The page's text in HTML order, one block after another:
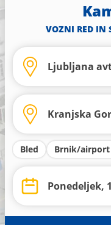
VOZNI RED IN
Bled Brnik/